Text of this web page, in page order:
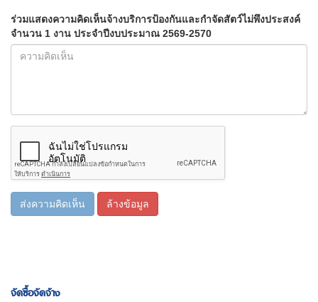
ร่วมแสดงความคิดเห็นจ้างบริการป้องกันและกำจัดสัตว์ไม่พึงประสงค์
จำนวน 1 งาน ประจำปีงบประมาณ 2569-2570
ส่งความคิดเห็น ล้างข้อมูล
จัดซื้อจัดจ้าง